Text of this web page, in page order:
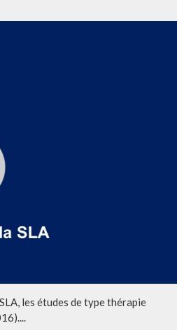
les études de type thérapie